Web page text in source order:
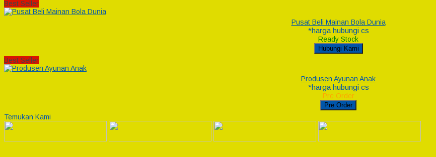
Best Seller
Pusat Beli Mainan Bola Dunia
*harga hubungi cs
Ready Stock
Hubungi Kami
Best Seller
Produsen Ayunan Anak
*harga hubungi cs
Pre Order
Pre Order
Temukan Kami